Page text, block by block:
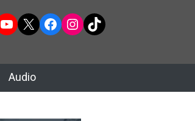
YouTube
X Facebook
Instagram
TikTok
Audio